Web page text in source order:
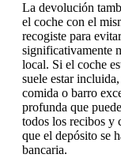
La devolución
el coche con el
recogiste para
significativamente
local. Si el coche
suele estar
comida o barro
profunda que
todos los recibos y
que el depósito se
bancaria.